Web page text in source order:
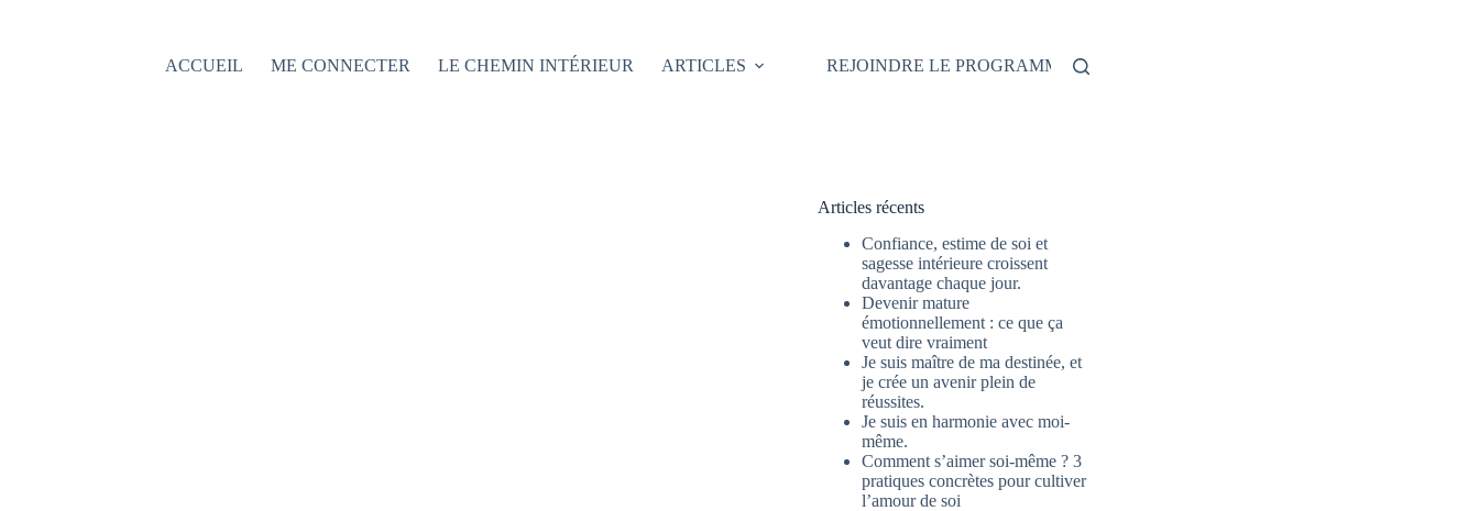
ACCUEIL
ME CONNECTER LE CHEMIN INTÉRIEUR ARTICLES REJOINDRE LE PROGRAMME
Articles récents
Confiance, estime de soi et
sagesse intérieure croissent
davantage chaque jour.
Devenir mature
émotionnellement : ce que ça
veut dire vraiment
Je suis maître de ma destinée, et
je crée un avenir plein de
réussites.
Je suis en harmonie avec moi-
même.
Comment s’aimer soi-même ? 3
pratiques concrètes pour cultiver
l’amour de soi